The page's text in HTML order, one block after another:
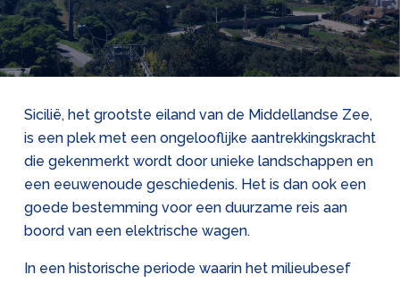
Sicilië, het grootste eiland van de Middellandse Zee,
is een plek met een ongelooflijke aantrekkingskracht
die gekenmerkt wordt door unieke landschappen en
een eeuwenoude geschiedenis. Het is dan ook een
goede bestemming voor een duurzame reis aan
boord van een elektrische wagen.
In een historische periode waarin het milieubesef